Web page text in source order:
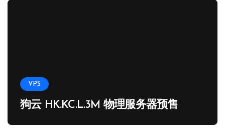
VPS
狗云 HK.KC.L.3M 物理服务器预售